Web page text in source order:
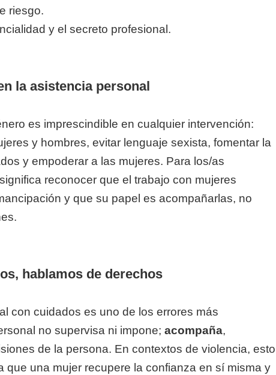
riesgo.
y el secreto profesional.
la asistencia personal
es imprescindible en cualquier intervención:
y hombres, evitar lenguaje sexista, fomentar la
y empoderar a las mujeres. Para los/as
reconocer que el trabajo con mujeres
y que su papel es acompañarlas, no
hablamos de derechos
con cuidados es uno de los errores más
no supervisa ni impone;acompaña,
de la persona. En contextos de violencia, esto
que una mujer recupere la confianza en sí misma y